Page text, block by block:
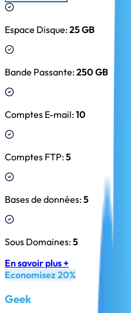
Espace Disque:25 GB
Bande Passante:250 GB
Comptes E-mail:10
Comptes FTP:5
Bases de données:5
Sous Domaines:5
En savoir plus +
Economisez 20%
Geek